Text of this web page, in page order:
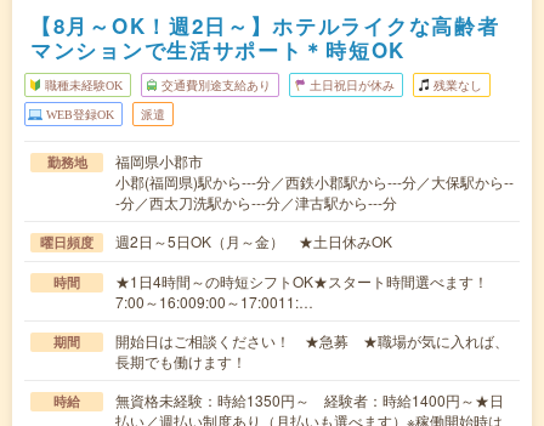
【8月～OK！週2日～】ホテルライクな高齢者
マンションで生活サポート＊時短OK
職種未経験OK 交通費別途支給あり 土日祝日が休み 残業なし
WEB登録OK 派遣
勤務地
福岡県小郡市
小郡(福岡県)駅から---分／西鉄小郡駅から---分／大保駅から--
-分／西太刀洗駅から---分／津古駅から---分
曜日頻度 週2日～5日OK（月～金） ★土日休みOK
時間
★1日4時間～の時短シフトOK★スタート時間選べます！
7:00～16:009:00～17:0011:…
期間
開始日はご相談ください！ ★急募 ★職場が気に入れば、
長期でも働けます！
時給
無資格未経験：時給1350円～ 経験者：時給1400円～★日
払い／週払い制度あり（月払いも選べます）※稼働開始時は